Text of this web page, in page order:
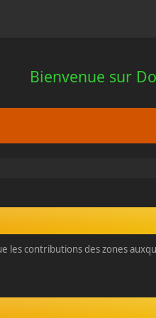
Bienvenue sur
contributions des zones